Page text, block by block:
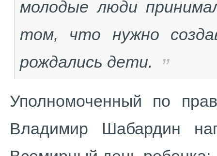
молодые люди
том, что нужно
рождались дети.
Уполномоченный по
Владимир Шабардин